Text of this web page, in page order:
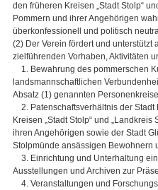
den früheren Kreisen „Stadt Stolp“
Pommern und ihrer Angehörigen
überkonfessionell und politisch
(2) Der Verein fördert und unterstützt
zielführenden Vorhaben, Aktivitäten
1. Bewahrung des pommerschen
landsmannschaftlichen
Absatz (1) genannten
2. Patenschaftsverhältnis der Stadt
Kreisen „Stadt Stolp“ und
ihren Angehörigen sowie der Stadt
Stolpmünde ansässigen Bewohnern
3. Einrichtung und Unterhaltung
Ausstellungen und Archiven zur
4. Veranstaltungen und